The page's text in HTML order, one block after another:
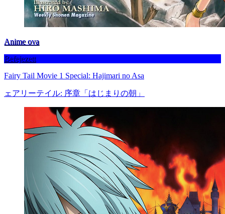
Anime ova
Befejezett
Fairy Tail Movie 1 Special: Hajimari no Asa
ェアリーテイル: 序章「はじまりの朝」